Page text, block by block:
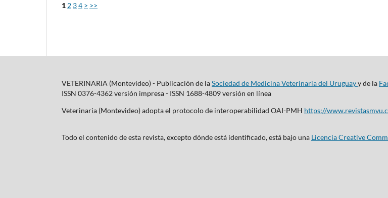
1 2 34 > >>
VETERINARIA (Montevideo) - Publicación de laSociedad de Medicina Veterinaria del Uruguayy de la
ISSN 0376-4362 versión impresa - ISSN 1688-4809 versión en línea
Veterinaria (Montevideo) adopta el protocolo de interoperabilidad OAI-PMH https://
Todo el contenido de esta revista, excepto dónde está identificado, está bajo una Licencia Creative